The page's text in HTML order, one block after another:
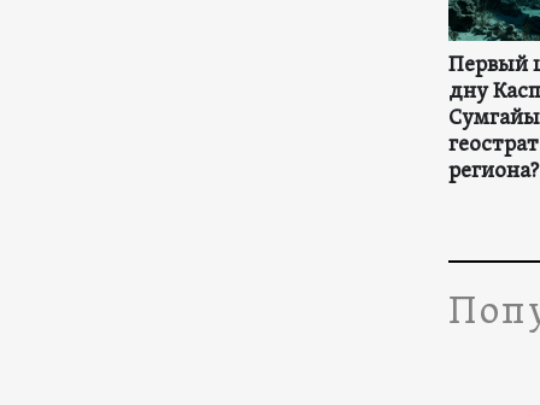
Первый
дну
региона?